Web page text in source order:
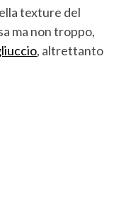
texture del
ma non troppo,
, altrettanto